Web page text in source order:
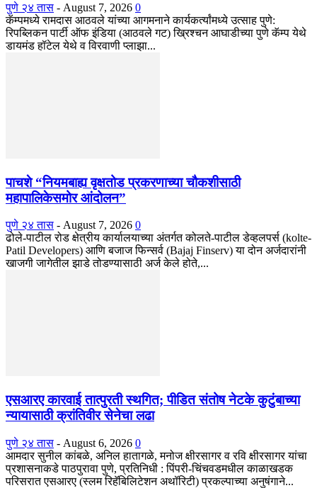
पुणे २४ तास - August 7, 2026 0
कॅम्पमध्ये रामदास आठवले यांच्या आगमनाने कार्यकर्त्यांमध्ये उत्साह पुणे:
रिपब्लिकन पार्टी ऑफ इंडिया (आठवले गट) ख्रिश्चन आघाडीच्या पुणे कॅम्प येथे
डायमंड हॉटेल येथे व विरवाणी प्लाझा...
पाचशे “नियमबाह्य वृक्षतोड प्रकरणाच्या चौकशीसाठी
महापालिकेसमोर आंदोलन”
पुणे २४ तास - August 7, 2026 0
ढोले-पाटील रोड क्षेत्रीय कार्यालयाच्या अंतर्गत कोलते-पाटील डेव्हलपर्स (kolte-
Patil Developers) आणि बजाज फिन्सर्व (Bajaj Finserv) या दोन अर्जदारांनी
खाजगी जागेतील झाडे तोडण्यासाठी अर्ज केले होते,...
एसआरए कारवाई तात्पुरती स्थगित; पीडित संतोष नेटके कुटुंबाच्या
न्यायासाठी क्रांतिवीर सेनेचा लढा
पुणे २४ तास - August 6, 2026 0
आमदार सुनील कांबळे, अनिल हातागळे, मनोज क्षीरसागर व रवि क्षीरसागर यांचा
प्रशासनाकडे पाठपुरावा पुणे, प्रतिनिधी : पिंपरी-चिंचवडमधील काळाखडक
परिसरात एसआरए (स्लम रिहॅबिलिटेशन अथॉरिटी) प्रकल्पाच्या अनुषंगाने...